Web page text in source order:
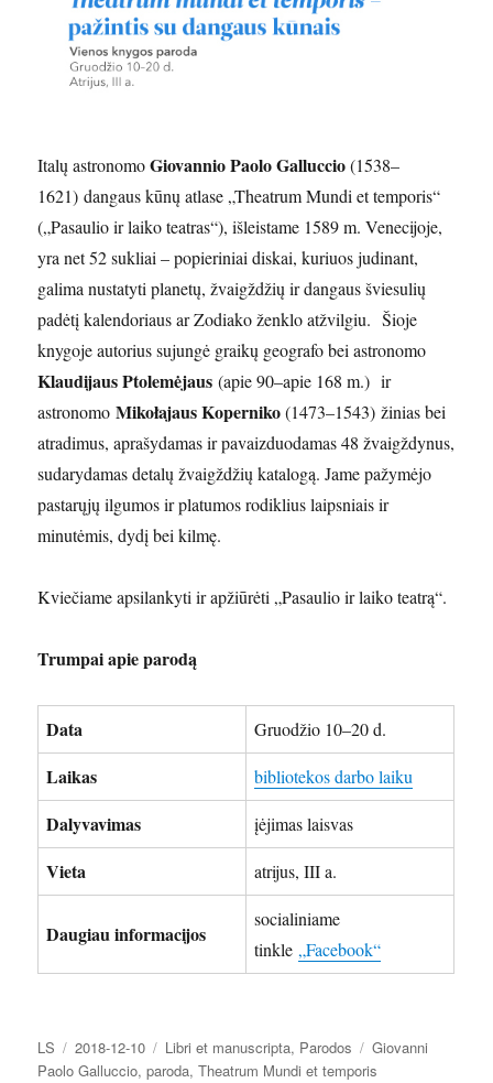
Italų astronomoGiovannio Paolo Galluccio(1538–
1621) dangaus kūnų atlase „Theatrum Mundi et temporis“
(„Pasaulio ir laiko teatras“), išleistame 1589 m. Venecijoje,
yra net 52 sukliai – popieriniai diskai, kuriuos judinant,
galima nustatyti planetų, žvaigždžių ir dangaus šviesulių
padėtį kalendoriaus ar Zodiako ženklo atžvilgiu. Šioje
knygoje autorius sujungė graikų geografo bei astronomo
Klaudijaus Ptolemėjaus (apie 90–apie 168 m.) ir
astronomoMikołajaus Koperniko(1473–1543) žinias bei
atradimus, aprašydamas ir pavaizduodamas 48 žvaigždynus,
sudarydamas detalų žvaigždžių katalogą. Jame pažymėjo
pastarųjų ilgumos ir platumos rodiklius laipsniais ir
minutėmis, dydį bei kilmę.
Kviečiame apsilankyti ir apžiūrėti „Pasaulio ir laiko teatrą“.
Trumpai apie parodą
Data Gruodžio 10–20 d.
Laikas bibliotekos darbo laiku
Dalyvavimas įėjimas laisvas
Vieta atrijus, III a.
Daugiau informacijos
socialiniame
tinkle „Facebook“
Autorius
LS Paskelbta
2018-12-10 Kategorijos
Libri et manuscripta, Parodos Žymos
Giovanni
Paolo Galluccio,paroda,Theatrum Mundi et temporis